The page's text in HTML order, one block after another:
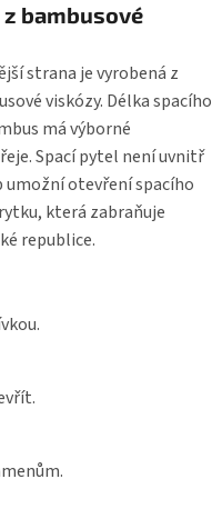
bambusové
strana je vyrobená z
viskózy. Délka spacího
má výborné
Spací pytel není uvnitř
otevření spacího
která zabraňuje
republice.